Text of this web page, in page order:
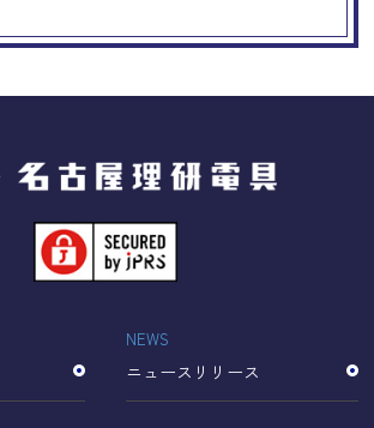
リティクスの使用につい
り良いサービスの提供、またユーザビリ
、Googleアナリティクスを使用し、当サ
どのデータ収集及び解析を行っておりま
」を通じて、Googleがお客様のIPア
を収集する場合がありますが、
集される情報は個人を特定できるものでは
はGoogleのプライバシーポリシーにおい
ご利用をもって、上述の方法・目的にお
サイトが行うデータ処理に関し、お客様
NEWS
ニュースリリース